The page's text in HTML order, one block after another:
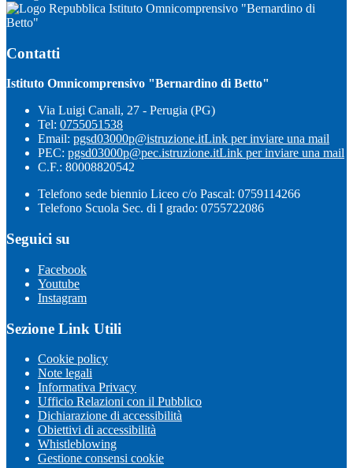
Istituto Omnicomprensivo "Bernardino di
Betto"
Contatti
Istituto Omnicomprensivo "Bernardino di Betto"
Via Luigi Canali, 27 - Perugia (PG)
Tel: 0755051538
Email: pgsd03000p@istruzione.itLink per inviare una mail
PEC: pgsd03000p@pec.istruzione.itLink per inviare una mail
C.F.: 80008820542
Telefono sede biennio Liceo c/o Pascal: 0759114266
Telefono Scuola Sec. di I grado: 0755722086
Seguici su
Facebook
Youtube
Instagram
Sezione Link Utili
Cookie policy
Note legali
Informativa Privacy
Ufficio Relazioni con il Pubblico
Dichiarazione di accessibilità
Obiettivi di accessibilità
Whistleblowing
Gestione consensi cookie